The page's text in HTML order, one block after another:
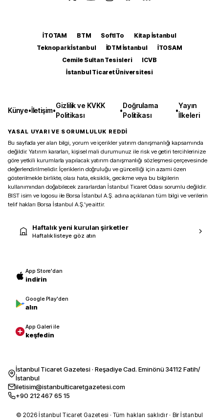
İTOTAM BTM SoftITo
Kitap İstanbul
Teknopark İstanbul
İDTM İstanbul
İTOSAM
Cemile Sultan Tesisleri
ICVB
İstanbul Ticaret Üniversitesi
Künye•İletişim•
Gizlilik ve KVKK
Politikası
•
Doğrulama
Politikası
•
Yayın
İlkeleri
YASAL UYARI VE SORUMLULUK REDDİ
Bu sayfada yer alan bilgi, yorum ve içerikler yatırım danışmanlığı kapsamında
değildir. Yatırım kararları, kişisel mali durumunuz ile risk ve getiri tercihlerinize
göre yetkili kurumlarla yapılacak yatırım danışmanlığı sözleşmesi çerçevesinde
değerlendirilmelidir. İçeriklerin doğruluğu ve güncelliği için azami özen
gösterilmekle birlikte, olası hata, eksiklik, gecikme veya bu bilgilerin
kullanımından doğabilecek zararlardan İstanbul Ticaret Odası sorumlu değildir.
BIST isim ve logosu ile Borsa İstanbul A.Ş. adına açıklanan tüm bilgi ve verilerin
telif hakları Borsa İstanbul A.Ş.’ye aittir.
Haftalık yeni kurulan şirketler
Haftalık listeye göz atın
App Store'dan
indirin
Google Play'den
alın
App Galeri ile
keşfedin
İstanbul Ticaret Gazetesi · Reşadiye Cad. Eminönü 34112 Fatih/
İstanbul
iletisim@istanbulticaretgazetesi.com
+90 212 467 65 15
© 2026 İstanbul Ticaret Gazetesi · Tüm hakları saklıdır · Bir İstanbul